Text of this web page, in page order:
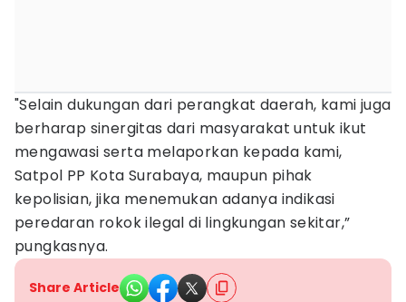
"Selain dukungan dari perangkat daerah, kami juga
berharap sinergitas dari masyarakat untuk ikut
mengawasi serta melaporkan kepada kami,
Satpol PP Kota Surabaya, maupun pihak
kepolisian, jika menemukan adanya indikasi
peredaran rokok ilegal di lingkungan sekitar,”
pungkasnya.
Share Article